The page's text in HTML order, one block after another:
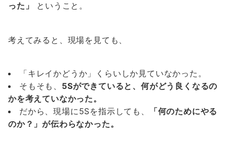
った」
ということ。
考えてみると、現場を見ても、
「キレイかどうか」くらいしか見ていなかった。
そもそも、 5Sができていると、何がどう良くなるの
かを考えていなかった。
だから、現場に5Sを指示しても、
「何のためにやる
のか？」が伝わらなかった。